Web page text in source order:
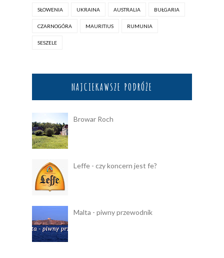
SŁOWENIA UKRAINA AUSTRALIA BUŁGARIA
CZARNOGÓRA MAURITIUS RUMUNIA
SESZELE
NAJCIEKAWSZE PODRÓŻE
Browar Roch
Leffe - czy koncern jest fe?
Malta - piwny przewodnik